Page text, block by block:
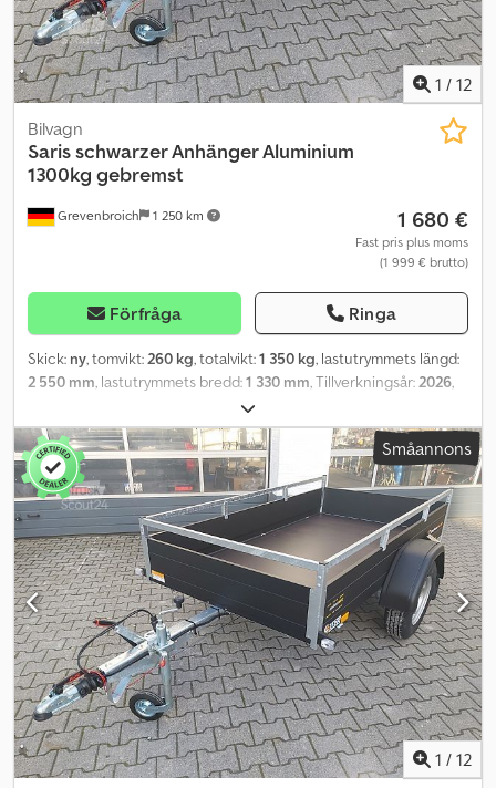
1 / 12
Grevenbroich 1 250 km
Bilvagn
Sarisschwarzer Anhänger Aluminium
1300kg gebremst
1 680 €
Fast pris plus moms
(1 999 € brutto)
Förfråga Ringa
Skick: ny, tomvikt: 260 kg, totalvikt:1 350 kg, lastutrymmets längd:
2 550 mm , lastutrymmets bredd:1 330 mm , Tillverkningsår: 2026
Beställ och hämta hos ANHÄNGERWIRTZ, mitt i Rhenlandet, mellan
Köln och Düsseldorf. Köp online – spara mycket pengar. Många
andra varianter finns tillgängliga hos ANHÄNGERWIRTZ. Exempel
(icke-bindande): Kategorin ”Köpa släpvagnar för personbilar”.
Fordonsdata: Saris Mc Alu Pro DV135 svart Totalvikt: 1350 kg,
lastkapacitet: 1115 kg Invändiga mått (L x B x H): 255 cm x 133 cm x
43 cm Utvändiga mått (L x B x H): 375 cm x 183 cm x 95 cm Däck: 14"
Standardutrustning: Infällda förankringspunkter 400 daN
Varmförzinkad stålram Sidoväggar av flerskiktsaluminium, svart
Helt understödd bottenplatta Djdpfx Aaozl Htlo Towa Externa
nätkrokar Stödhjul Avtagbar bakvägg Bottenplatta, inklusive ram,
av finsk björk Ramdelar svetsade och varmförzinkade Inklusive
fordonsdokumentation – endast avhämtning från lager! Beställ
per telefon och ha annonsens ID-nummer redo, eller köp enkelt
dygnet runt via: MÅ – FR 08.00 – 12.30 14.00 – 18.00 eller handla
dygnet runt på trailershop.de 07.26 DV135MCALUPROBLACK
Småannons
1 / 12